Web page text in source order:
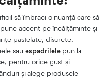
să îmbraci o nuanță care să
accent pe încălțăminte și
pastelate, discrete.
sau espadrilele pun la
pentru orice gust și
și alege produsele